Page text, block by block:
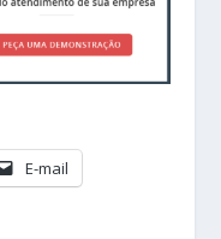
E-mail